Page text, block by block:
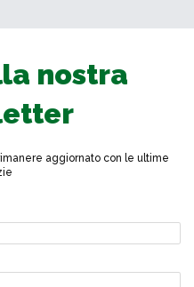
nostra
aggiornato con le ultime